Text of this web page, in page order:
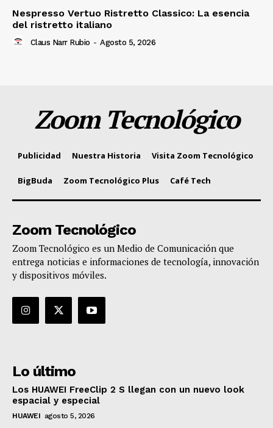
Nespresso Vertuo Ristretto Classico: La esencia
del ristretto italiano
Claus Narr Rubio - Agosto 5, 2026
Zoom Tecnológico
Publicidad Nuestra Historia Visita Zoom Tecnológico
BigBuda Zoom Tecnológico Plus Café Tech
Zoom Tecnológico
Zoom Tecnológico es un Medio de Comunicación que
entrega noticias e informaciones de tecnología, innovación
y dispositivos móviles.
Lo último
Los HUAWEI FreeClip 2 S llegan con un nuevo look
espacial y especial
HUAWEI agosto 5, 2026